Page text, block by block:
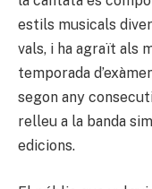
estils musicals
vals, i ha agraït als
temporada
segon any
relleu a la banda
edicions.